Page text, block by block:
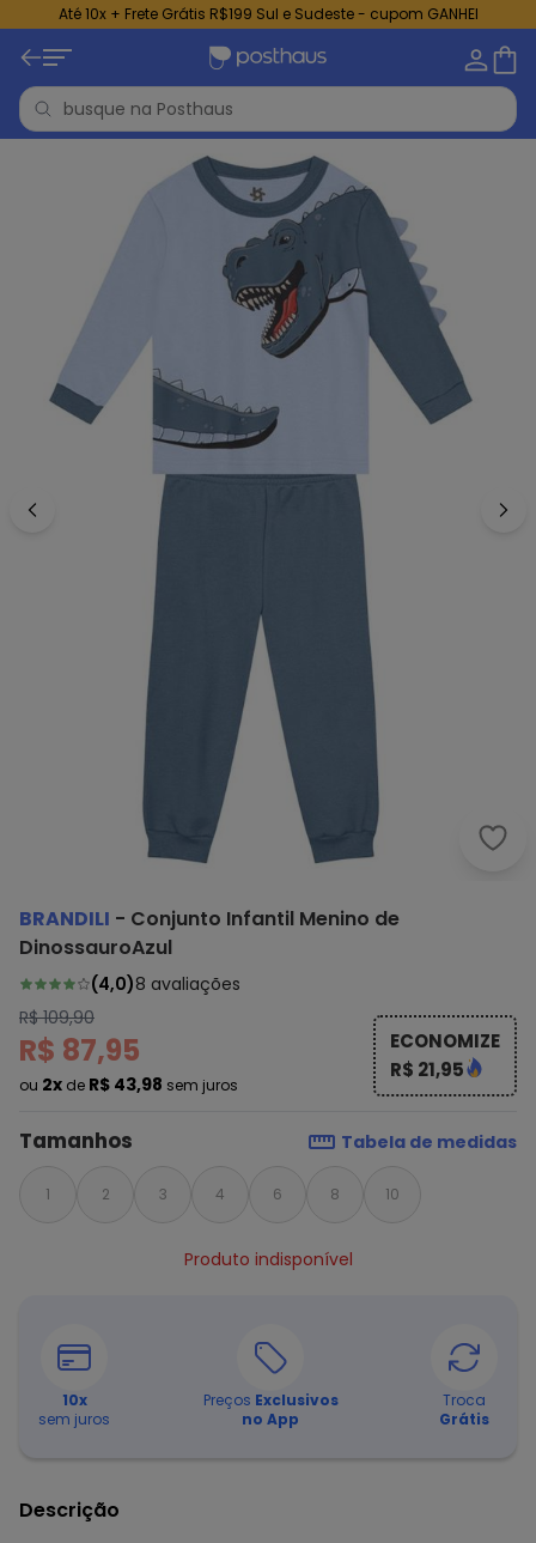
Até 10x + Frete Grátis R$199 Sul e Sudeste - cupom GANHEI
BRANDILI - Conjunto Infantil Menino de
DinossauroAzul
(4,0)8 avaliações
R$ 109,90
R$ 87,95
ou 2x de R$ 43,98 sem juros
ECONOMIZE
R$ 21,95
Tamanhos Tabela de medidas
1 2 3 4 6 8 10
Produto indisponível
10x
sem juros
Preços Exclusivos
no App
Troca
Grátis
Descrição